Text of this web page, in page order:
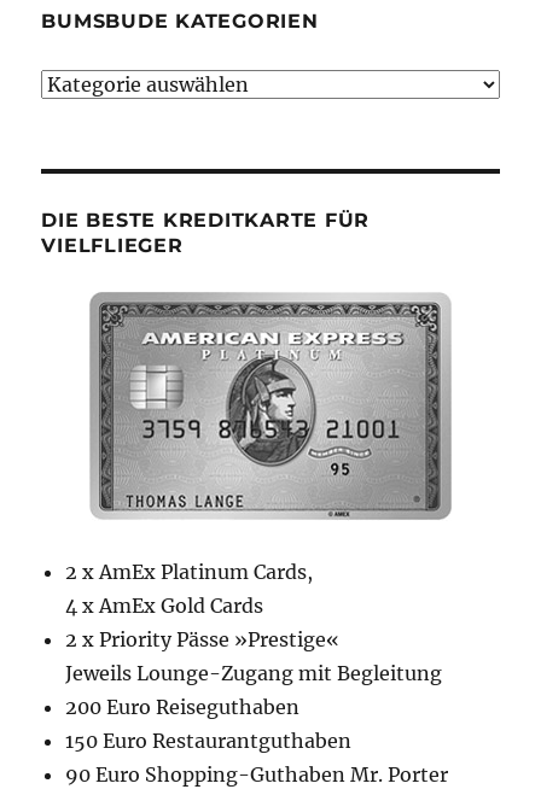
BUMSBUDE KATEGORIEN
Bumsbude
DIE BESTE KREDITKARTE FÜR
VIELFLIEGER
2 x AmEx Platinum Cards,
4 x AmEx Gold Cards
2 x Priority Pässe »Prestige«
Jeweils Lounge-Zugang mit Begleitung
200 Euro Reiseguthaben
150 Euro Restaurantguthaben
90 Euro Shopping-Guthaben Mr. Porter